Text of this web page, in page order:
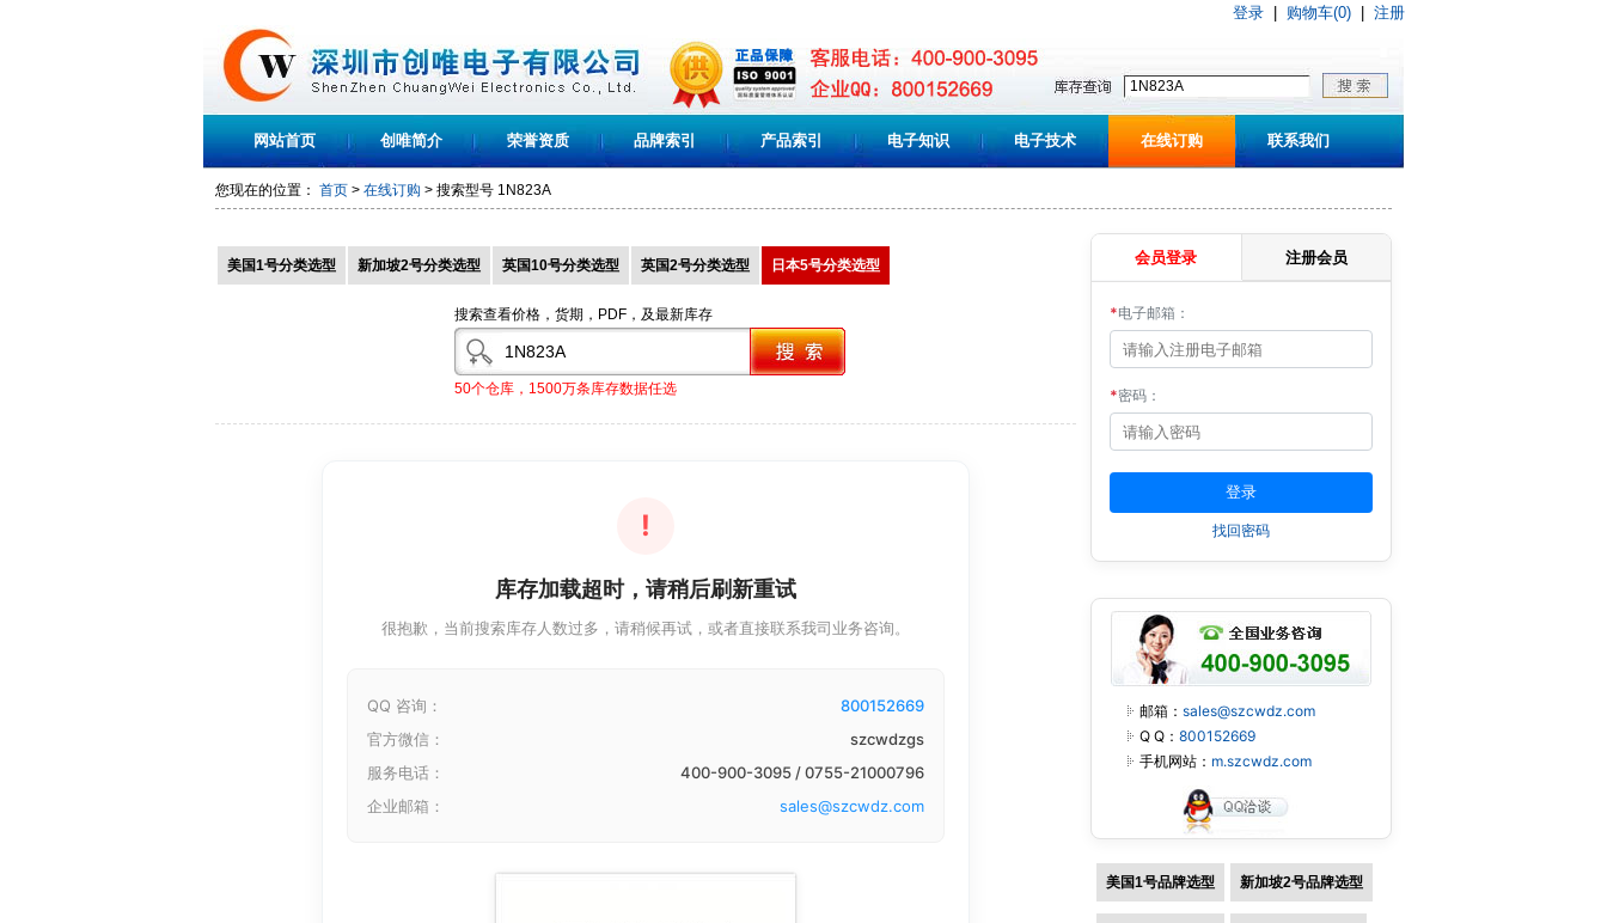
登录 购物车(0) 注册
网站首页 创唯简介 荣誉资质 品牌索引 产品索引 电子知识 电子技术 在线订购 联系我们
您现在的位置： 首页 > 在线订购 > 搜索型号 1N823A
美国1号分类选型 新加坡2号分类选型 英国10号分类选型 英国2号分类选型 日本5号分类选型
搜索查看价格，货期，PDF，及最新库存
50个仓库，1500万条库存数据任选
!
库存加载超时，请稍后刷新重试
很抱歉，当前搜索库存人数过多，请稍候再试，或者直接联系我司业务咨询。
QQ 咨询：
800152669
官方微信：
szcwdzgs
服务电话：
400-900-3095 / 0755-21000796
企业邮箱：
sales@szcwdz.com
会员登录 注册会员
*电子邮箱：
*密码：
找回密码
邮箱： sales@szcwdz.com
Q Q： 800152669
手机网站： m.szcwdz.com
美国1号品牌选型 新加坡2号品牌选型